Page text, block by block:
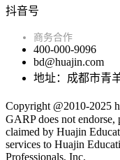
抖音号
商务合作
400-000-9096
bd@huajin.com
地址：成都市青
Copyright @2010-
GARP does not
claimed by Huajin
services to Huajin
Professionals, Inc.